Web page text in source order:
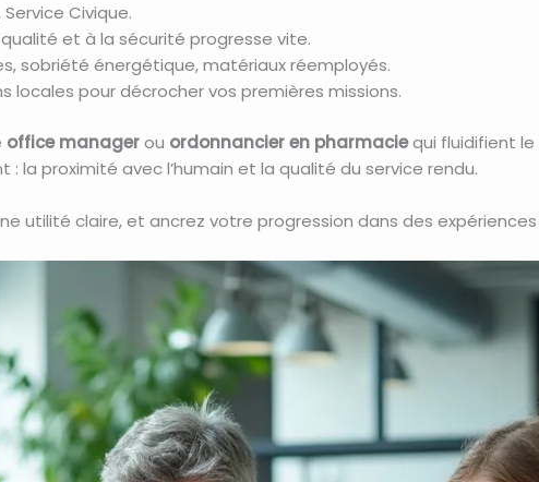
Service Civique.
et à la sécurité progresse vite.
sobriété énergétique, matériaux réemployés.
locales pour décrocher vos premières missions.
office managerou ordonnancier en pharmaciequi fluidifient le
la proximité avec l’humain et la qualité du service rendu.
utilité claire, et ancrez votre progression dans des